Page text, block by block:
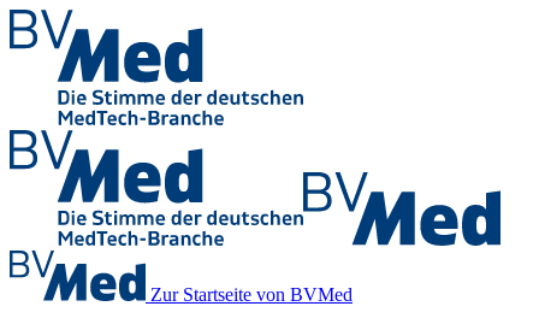
Zur Startseite von BVMed